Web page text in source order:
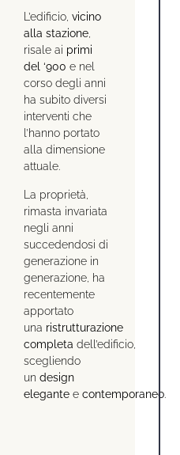
L’edificio, vicino
alla stazione
risale ai primi
del ‘900 e nel
corso degli anni
ha subito diversi
interventi che
l’hanno portato
alla dimensione
attuale.
La proprietà,
rimasta invariata
negli anni
succedendosi di
generazione in
generazione, ha
recentemente
apportato
una ristrutturazione
completa dell’edificio,
scegliendo
un design
elegante e contemporaneo.